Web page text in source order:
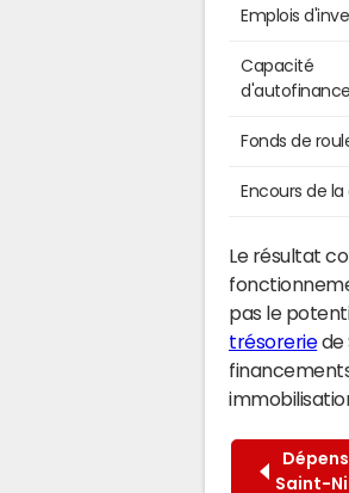
Emplois
Capacité
Fonds de
Encours de
Le résultat
pas le
trésoreriede
Saint-